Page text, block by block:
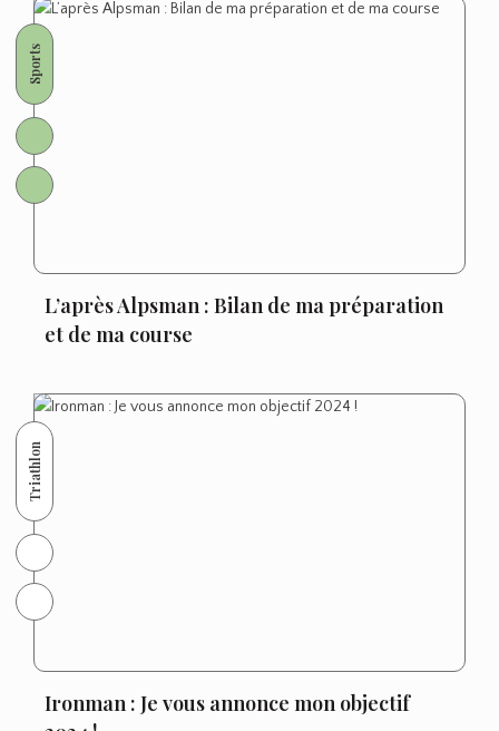
Sports
L’après Alpsman : Bilan de ma préparation
et de ma course
Triathlon
Ironman : Je vous annonce mon objectif